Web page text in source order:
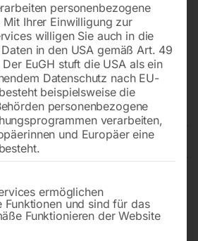
0-12 bar
für Reifenfüller, 1 Stk.
personenbezogene
Mit Ihrer Einwilligung zur
willigen Sie auch in die
in den USA gemäß Art. 49
EuGH stuft die USA als ein
Datenschutz nach EU-
beispielsweise die
personenbezogene
verarbeiten,
und Europäer eine
Service-Gruppen, für die eine
ermöglichen
Funktionen und sind für das
Funktionieren der Website